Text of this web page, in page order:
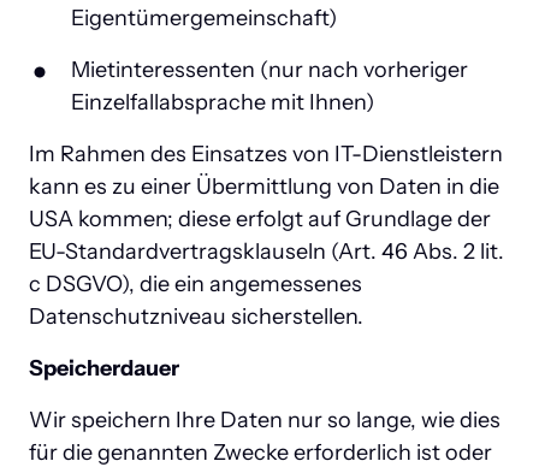
Eigentümergemeinschaft)
Mietinteressenten (nur nach vorheriger
Einzelfallabsprache mit Ihnen)
Im Rahmen des Einsatzes von IT-Dienstleistern
kann es zu einer Übermittlung von Daten in die
USA kommen; diese erfolgt auf Grundlage der
EU-Standardvertragsklauseln (Art. 46 Abs. 2 lit.
c DSGVO), die ein angemessenes
Datenschutzniveau sicherstellen.
Speicherdauer
Wir speichern Ihre Daten nur so lange, wie dies
für die genannten Zwecke erforderlich ist oder